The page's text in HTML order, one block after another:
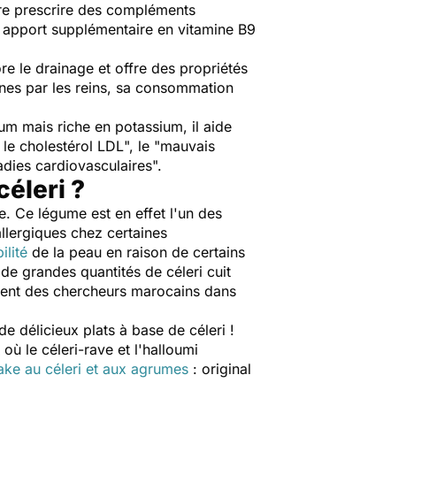
prescrire des compléments
apport supplémentaire en vitamine B9
le drainage et offre des propriétés
par les reins, sa consommation
mais riche en potassium, il aide
cholestérol LDL", le "mauvais
cardiovasculaires".
?
Ce légume est en effet l'un des
chez certaines
de la peau en raison de certains
grandes quantités de céleri cuit
des chercheurs marocains dans
délicieux plats à base de céleri !
le céleri-rave et l'halloumi
au céleri et aux agrumes : original